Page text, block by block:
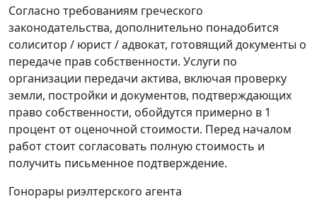
Согласно требованиям греческого
законодательства, дополнительно понадобится
солиситор / юрист / адвокат, готовящий документы о
передаче прав собственности. Услуги по
организации передачи актива, включая проверку
земли, постройки и документов, подтверждающих
право собственности, обойдутся примерно в 1
процент от оценочной стоимости. Перед началом
работ стоит согласовать полную стоимость и
получить письменное подтверждение.
Гонорары риэлтерского агента